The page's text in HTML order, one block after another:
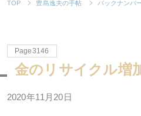
TOP 豊島逸夫の手帖 バックナンバ
Page3146
金のリサイクル増
2020年11月20日